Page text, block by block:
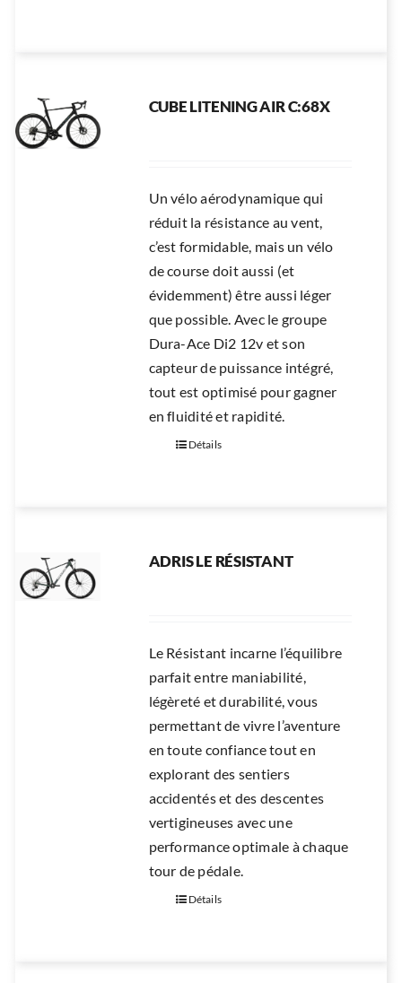
CUBE LITENING AIR C:68X
Un vélo aérodynamique qui
réduit la résistance au vent,
c’est formidable, mais un vélo
de course doit aussi (et
évidemment) être aussi léger
que possible. Avec le groupe
Dura-Ace Di2 12v et son
capteur de puissance intégré,
tout est optimisé pour gagner
en fluidité et rapidité.
Détails
ADRIS LE RÉSISTANT
Le Résistant incarne l’équilibre
parfait entre maniabilité,
légèreté et durabilité, vous
permettant de vivre l’aventure
en toute confiance tout en
explorant des sentiers
accidentés et des descentes
vertigineuses avec une
performance optimale à chaque
tour de pédale.
Détails